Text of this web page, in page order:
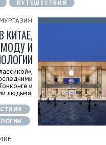
ПУТЕШЕСТВИЯ
КИТАЕ,
И
и
людьми.